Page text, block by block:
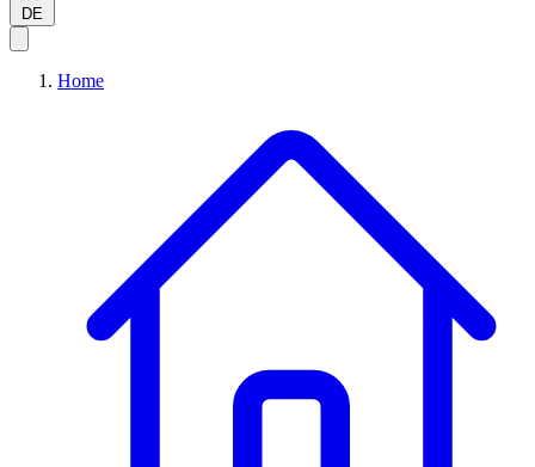
DE
Home